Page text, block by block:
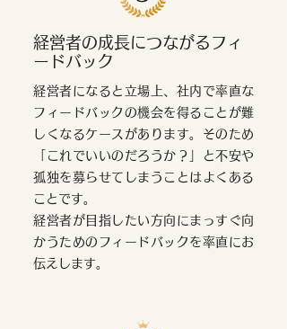
経営者の成長につながるフィ
ードバック
経営者になると立場上、社内で率直な
フィードバックの機会を得ることが難
しくなるケースがあります。そのため
「これでいいのだろうか？」と不安や
孤独を募らせてしまうことはよくある
ことです。
経営者が目指したい方向にまっすぐ向
かうためのフィードバックを率直にお
伝えします。